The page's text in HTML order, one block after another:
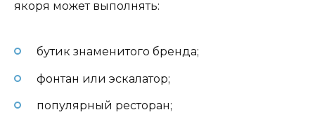
якоря может выполнять:
бутик знаменитого бренда;
фонтан или эскалатор;
популярный ресторан;